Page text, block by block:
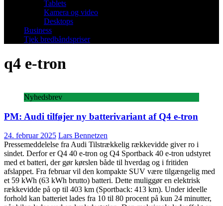
Tablets
Kamera og video
Desktops
Business
Tjek bredbåndspriser
q4 e-tron
Nyhedsbrev
PM: Audi tilføjer ny batterivariant af Q4 e-tron
24. februar 2025 Lars Bennetzen
Pressemeddelelse fra Audi Tilstrækkelig rækkevidde giver ro i
sindet. Derfor er Q4 40 e-tron og Q4 Sportback 40 e-tron udstyret
med et batteri, der gør kørslen både til hverdag og i fritiden
afslappet. Fra februar vil den kompakte SUV være tilgængelig med
et 59 kWh (63 kWh brutto) batteri. Dette muliggør en elektrisk
rækkevidde på op til 403 km (Sportback: 413 km). Under ideelle
forhold kan batteriet lades fra 10 til 80 procent på kun 24 minutter,